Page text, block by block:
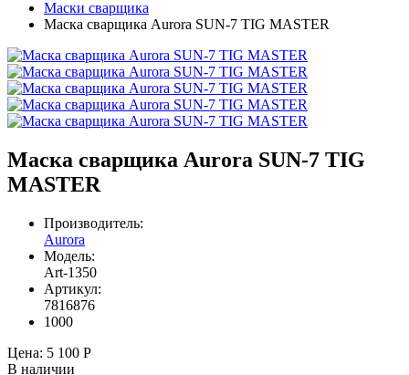
Маски сварщика
Маска сварщика Aurora SUN-7 TIG MASTER
Маска сварщика Aurora SUN-7 TIG
MASTER
Производитель:
Aurora
Модель:
Art-1350
Артикул:
7816876
1000
Цена: 5 100 Р
В наличии